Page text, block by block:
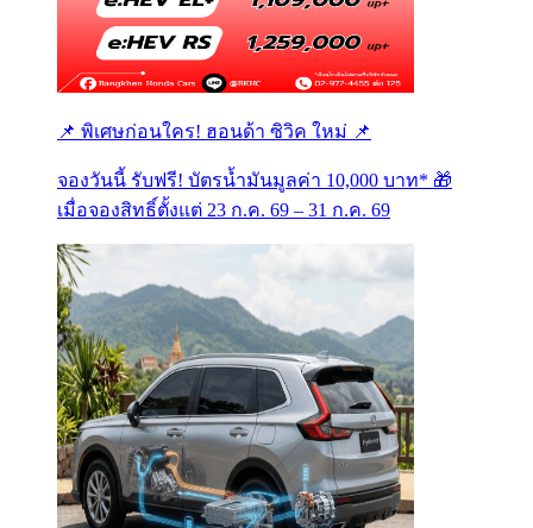
📌 พิเศษก่อนใคร! ฮอนด้า ซิวิค ใหม่ 📌
จองวันนี้ รับฟรี! บัตรน้ำมันมูลค่า 10,000 บาท* 🎁
เมื่อจองสิทธิ์ตั้งแต่ 23 ก.ค. 69 – 31 ก.ค. 69